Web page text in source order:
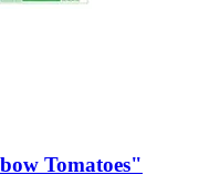
Tomatoes"